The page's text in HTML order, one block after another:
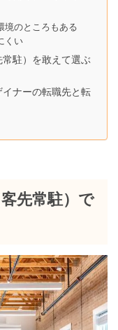
境のところもある
くい
駐）を敢えて選ぶ
ナーの転職先と転
先常駐）で